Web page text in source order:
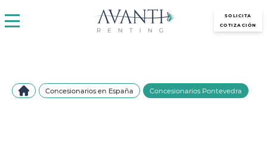
SOLICITA
COTIZACIÓN
Concesionarios en España Concesionarios Pontevedra